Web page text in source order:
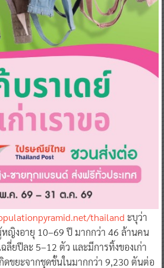
thailand ะบุว่า
ญิงอายุ 10–69 ปี มากกว่า 46 ล้านคน
ลี่ยปีละ 5–12 ตัว และมีการทิ้งของเก่า
ดขยะจากชุดชั้นในมากกว่า 9,230 ตันต่อ